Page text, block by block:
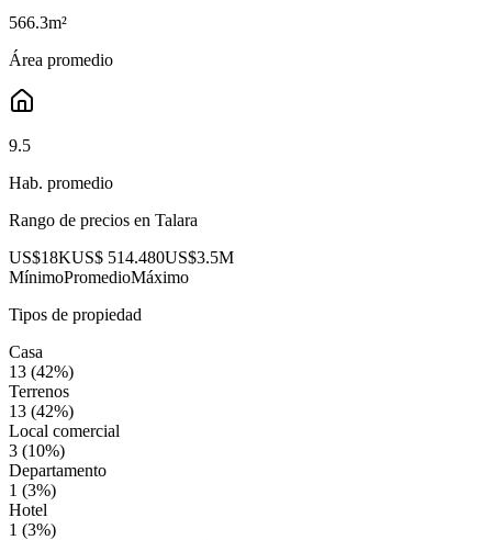
566.3m²
Área promedio
9.5
Hab. promedio
Rango de precios en Talara
US$18KUS$ 514.480US$3.5M
MínimoPromedioMáximo
Tipos de propiedad
Casa
13 (42%)
Terrenos
13 (42%)
Local comercial
3 (10%)
Departamento
1 (3%)
Hotel
1 (3%)